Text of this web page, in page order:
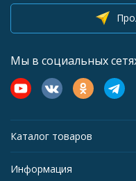
Мы в социальных
Каталог товаров
Информация